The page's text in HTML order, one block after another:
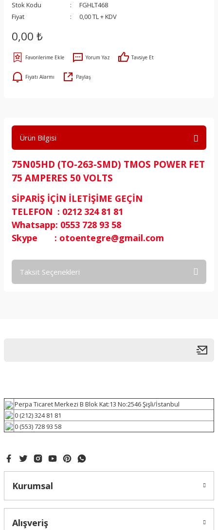
Stok Kodu
FGHLT468
Fiyat
0,00 TL + KDV
0,00 ₺
Yorum Yaz Tavsiye Et
Fiyatı Alarmı Paylaş
Ürün Bilgisi
75N05HD (TO-263-SMD) TMOS POWER FET
75 AMPERES 50 VOLTS
SİPARİŞ İÇİN İLETİŞİME GEÇİN
TELEFON : 0212 324 81 81
Whatsapp: 0553 728 93 58
Skype : otoentegre@gmail.com
Taksit Seçenekleri
Perpa Ticaret Merkezi B Blok Kat:13 No:2546 Şişli/İstanbul
0 (212) 324 81 81
0 (553) 728 93 58
Kurumsal
Alışveriş